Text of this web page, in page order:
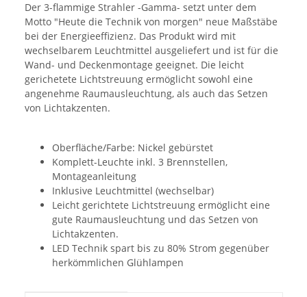
Der 3-flammige Strahler -Gamma- setzt unter dem
Motto "Heute die Technik von morgen" neue Maßstäbe
bei der Energieeffizienz. Das Produkt wird mit
wechselbarem Leuchtmittel ausgeliefert und ist für die
Wand- und Deckenmontage geeignet. Die leicht
gerichetete Lichtstreuung ermöglicht sowohl eine
angenehme Raumausleuchtung, als auch das Setzen
von Lichtakzenten.
Oberfläche/Farbe: Nickel gebürstet
Komplett-Leuchte inkl. 3 Brennstellen,
Montageanleitung
Inklusive Leuchtmittel (wechselbar)
Leicht gerichtete Lichtstreuung ermöglicht eine
gute Raumausleuchtung und das Setzen von
Lichtakzenten.
LED Technik spart bis zu 80% Strom gegenüber
herkömmlichen Glühlampen